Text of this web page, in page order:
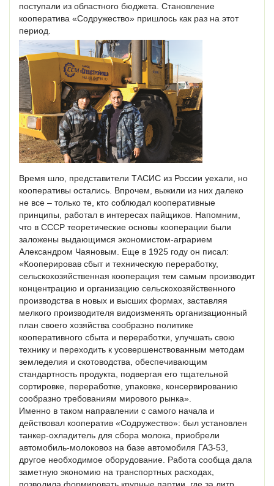
поступали из областного бюджета. Становление
кооператива «Содружество» пришлось как раз на этот
период.
Время шло, представители ТАСИС из России уехали, но
кооперативы остались. Впрочем, выжили из них далеко
не все – только те, кто соблюдал кооперативные
принципы, работал в интересах пайщиков. Напомним,
что в СССР теоретические основы кооперации были
заложены выдающимся экономистом-аграрием
Александром Чаяновым. Еще в 1925 году он писал:
«Кооперировав сбыт и техническую переработку,
сельскохозяйственная кооперация тем самым производит
концентрацию и организацию сельскохозяйственного
производства в новых и высших формах, заставляя
мелкого производителя видоизменять организационный
план своего хозяйства сообразно политике
кооперативного сбыта и переработки, улучшать свою
технику и переходить к усовершенствованным методам
земледелия и скотоводства, обеспечивающим
стандартность продукта, подвергая его тщательной
сортировке, переработке, упаковке, консервированию
сообразно требованиям мирового рынка».
Именно в таком направлении с самого начала и
действовал кооператив «Содружество»: был установлен
танкер-охладитель для сбора молока, приобрели
автомобиль-молоковоз на базе автомобиля ГАЗ-53,
другое необходимое оборудование. Работа сообща дала
заметную экономию на транспортных расходах,